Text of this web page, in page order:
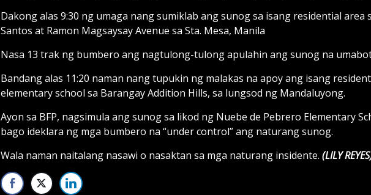
Dakong alas 9:30 ng umaga nang sumiklab ang sunog sa isang residential area
Santos at Ramon Magsaysay Avenue sa Sta. Mesa, Manila
Nasa 13 trak ng bumbero ang nagtulong-tulong apulahin ang sunog na
Bandang alas 11:20 naman nang tupukin ng malakas na apoy ang isang
elementary school sa Barangay Addition Hills, sa lungsod ng Mandaluyong.
Ayon sa BFP, nagsimula ang sunog sa likod ng Nuebe de Pebrero Elementary
bago ideklara ng mga bumbero na “under control” ang naturang sunog.
Wala naman naitalang nasawi o nasaktan sa mga naturang insidente. (LILY